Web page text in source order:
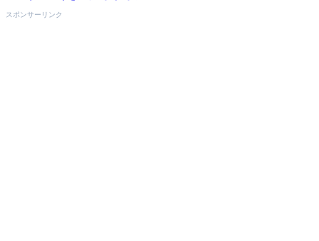
スポンサーリンク